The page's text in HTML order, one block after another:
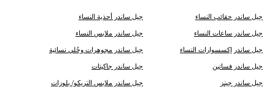
جيل ساندر حقائب النساء جيل ساندر أحذية النساء
جيل ساندر ساعات النساء جيل ساندر ملابس النساء
جيل ساندر إكسسوارات النساء جيل ساندر مجوهرات وحُلي نسائية
جيل ساندر فساتين جيل ساندر جاكيتات
جيل ساندر جينز جيل ساندر ملابس التريكو/ بلوزات